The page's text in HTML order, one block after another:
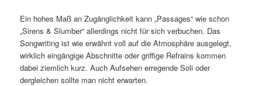
Ein hohes Maß an Zugänglichkeit kann „Passages“ wie schon
„Sirens & Slumber“ allerdings nicht für sich verbuchen. Das
Songwriting ist wie erwähnt voll auf die Atmosphäre ausgelegt,
wirklich eingängige Abschnitte oder griffige Refrains kommen
dabei ziemlich kurz. Auch Aufsehen erregende Soli oder
dergleichen sollte man nicht erwarten.